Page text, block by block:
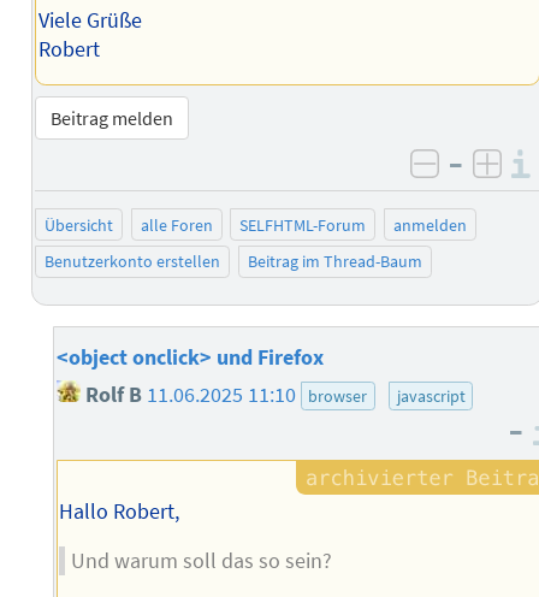
Viele Grüße
Robert
Beitrag melden
negativ
–
Übersicht alle Foren SELFHTML-Forum
anmelden
Benutzerkonto erstellen
Beitrag im Thread-Baum
<object onclick> und Firefox
Rolf B 11.06.2025 11:10 browser javascript
–
Hallo Robert,
Und warum soll das so sein?